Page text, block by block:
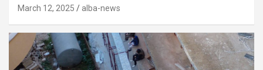
March 12, 2025 alba-news